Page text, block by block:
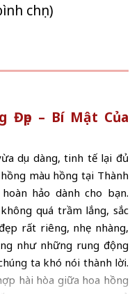
chọn)
Đẹp – Bí Mật Của
dịu dàng, tinh tế lại đủ
màu hồng tại Thành
hảo dành cho bạn.
quá trầm lắng, sắc
rất riêng, nhẹ nhàng,
như những rung động
ta khó nói thành lời.
hài hòa giữa hoa hồng
cùng cúc ping pong nhỏ